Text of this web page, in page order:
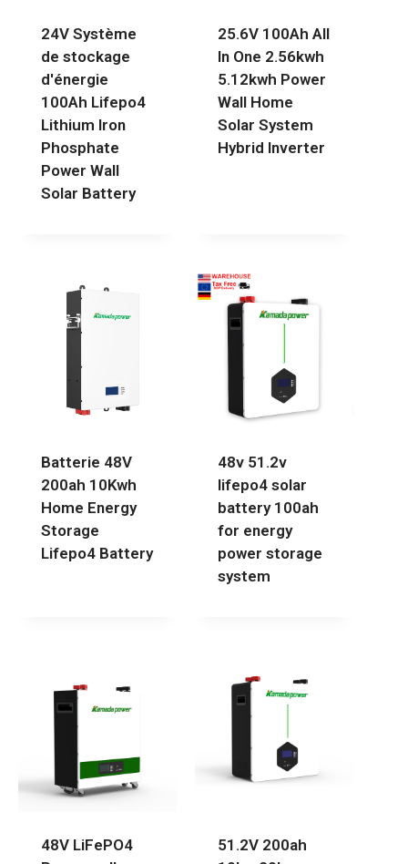
24V Système
de stockage
d'énergie
100Ah Lifepo4
Lithium Iron
Phosphate
Power Wall
Solar Battery
25.6V 100Ah All
In One 2.56kwh
5.12kwh Power
Wall Home
Solar System
Hybrid Inverter
Batterie 48V
200ah 10Kwh
Home Energy
Storage
Lifepo4 Battery
48v 51.2v
lifepo4 solar
battery 100ah
for energy
power storage
system
48V LiFePO4
51.2V 200ah